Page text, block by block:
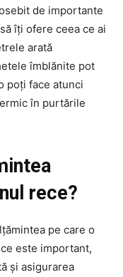
de importante
îți ofere ceea ce ai
arată
îmblănite pot
poți face atunci
în purtările
rece?
pe care o
este important,
și asigurarea